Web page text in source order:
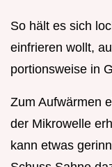
So hält es sich
einfrieren wollt,
portionsweise in
Zum Aufwärmen
der Mikrowelle
kann etwas